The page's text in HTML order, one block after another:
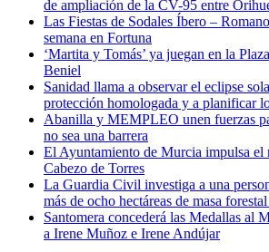
de ampliación de la CV-95 entre
Las Fiestas de Sodales Íbero –
semana en Fortuna
‘Martita y Tomás’ ya juegan en la
Beniel
Sanidad llama a observar el eclipse
protección homologada y a planificar
Abanilla y MEMPLEO unen fuerzas
no sea una barrera
El Ayuntamiento de Murcia impulsa el
Cabezo de Torres
La Guardia Civil investiga a una
más de ocho hectáreas de masa
Santomera concederá las Medallas al
a Irene Muñoz e Irene Andújar